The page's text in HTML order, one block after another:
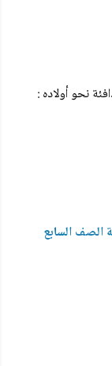
نحو أولاده :
الصف السابع